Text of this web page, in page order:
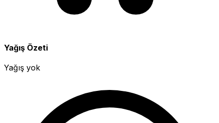
Yağış Özeti
Yağış yok